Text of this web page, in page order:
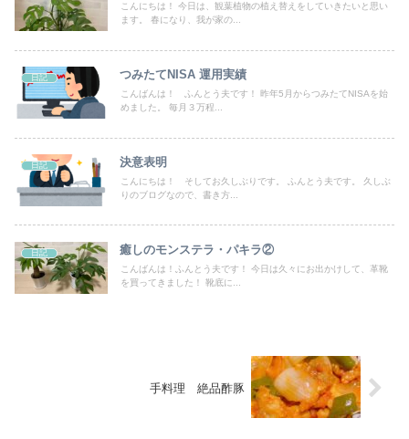
こんにちは！ 今日は、観葉植物の植え替えをしていきたいと思い
ます。 春になり、我が家の...
日記 つみたてNISA 運用実績
こんばんは！ ふんとう夫です！ 昨年5月からつみたてNISAを始
めました。 毎月３万程...
日記 決意表明
こんにちは！ そしてお久しぶりです。 ふんとう夫です。 久しぶ
りのブログなので、書き方...
日記 癒しのモンステラ・パキラ②
こんばんは！ふんとう夫です！ 今日は久々にお出かけして、革靴
を買ってきました！ 靴底に...
手料理 絶品酢豚